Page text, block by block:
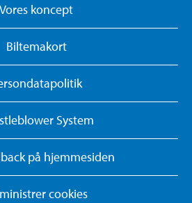
Vores koncept
Biltemakort
System
på hjemmesiden
cookies